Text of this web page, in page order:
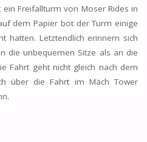
Freifallturm von Moser Rides in
dem Papier bot der Turm einige
hatten. Letztendlich erinnern sich
die unbequemen Sitze als an die
Fahrt geht nicht gleich nach dem
über die Fahrt im Mäch Tower